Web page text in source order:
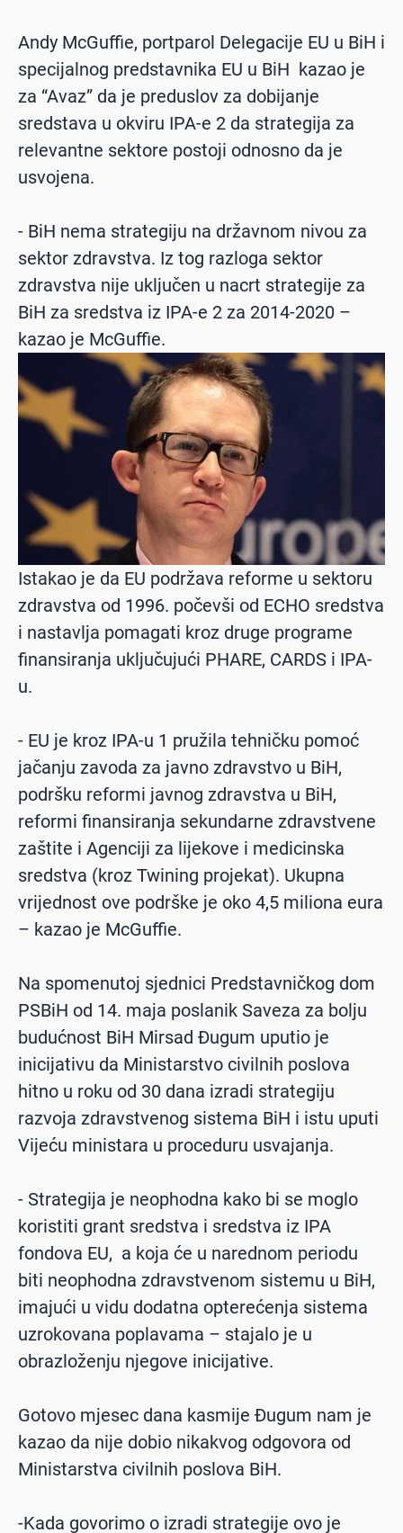
Andy McGuffie, portparol Delegacije EU u BiH i
specijalnog predstavnika EU u BiH kazao je
za “Avaz” da je preduslov za dobijanje
sredstava u okviru IPA-e 2 da strategija za
relevantne sektore postoji odnosno da je
usvojena.
- BiH nema strategiju na državnom nivou za
sektor zdravstva. Iz tog razloga sektor
zdravstva nije uključen u nacrt strategije za
BiH za sredstva iz IPA-e 2 za 2014-2020 –
kazao je McGuffie.
Istakao je da EU podržava reforme u sektoru
zdravstva od 1996. počevši od ECHO sredstva
i nastavlja pomagati kroz druge programe
finansiranja uključujući PHARE, CARDS i IPA-
u.
- EU je kroz IPA-u 1 pružila tehničku pomoć
jačanju zavoda za javno zdravstvo u BiH,
podršku reformi javnog zdravstva u BiH,
reformi finansiranja sekundarne zdravstvene
zaštite i Agenciji za lijekove i medicinska
sredstva (kroz Twining projekat). Ukupna
vrijednost ove podrške je oko 4,5 miliona eura
– kazao je McGuffie.
Na spomenutoj sjednici Predstavničkog dom
PSBiH od 14. maja poslanik Saveza za bolju
budućnost BiH Mirsad Đugum uputio je
inicijativu da Ministarstvo civilnih poslova
hitno u roku od 30 dana izradi strategiju
razvoja zdravstvenog sistema BiH i istu uputi
Vijeću ministara u proceduru usvajanja.
- Strategija je neophodna kako bi se moglo
koristiti grant sredstva i sredstva iz IPA
fondova EU, a koja će u narednom periodu
biti neophodna zdravstvenom sistemu u BiH,
imajući u vidu dodatna opterećenja sistema
uzrokovana poplavama – stajalo je u
obrazloženju njegove inicijative.
Gotovo mjesec dana kasmije Đugum nam je
kazao da nije dobio nikakvog odgovora od
Ministarstva civilnih poslova BiH.
-Kada govorimo o izradi strategije ovo je